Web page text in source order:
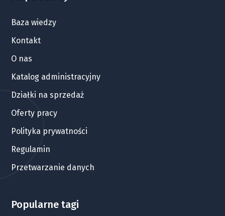
Baza wiedzy
Kontakt
O nas
Katalog administracyjny
Działki na sprzedaż
Oferty pracy
Polityka prywatności
Regulamin
Przetwarzanie danych
Popularne tagi